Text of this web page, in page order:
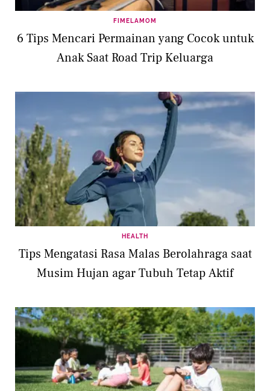
FIMELAMOM
6 Tips Mencari Permainan yang Cocok untuk
Anak Saat Road Trip Keluarga
HEALTH
Tips Mengatasi Rasa Malas Berolahraga saat
Musim Hujan agar Tubuh Tetap Aktif